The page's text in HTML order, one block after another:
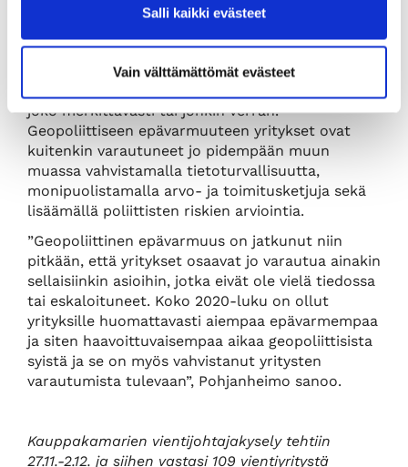
Salli kaikki evästeet
Vain välttämättömät evästeet
presidentin kauppapolitiikka eli mahdolliset tullit.
64 prosenttia vastaajista puolestaan kertoi, että
geopoliittinen epävarmuus ja siitä aiheutuvat
joko merkittävästi tai jonkin verran.
Geopoliittiseen epävarmuuteen yritykset ovat
kuitenkin varautuneet jo pidempään muun
muassa vahvistamalla tietoturvallisuutta,
monipuolistamalla arvo- ja toimitusketjuja sekä
lisäämällä poliittisten riskien arviointia.
”Geopoliittinen epävarmuus on jatkunut niin
pitkään, että yritykset osaavat jo varautua ainakin
sellaisiinkin asioihin, jotka eivät ole vielä tiedossa
tai eskaloituneet. Koko 2020-luku on ollut
yrityksille huomattavasti aiempaa epävarmempaa
ja siten haavoittuvaisempaa aikaa geopoliittisista
syistä ja se on myös vahvistanut yritysten
varautumista tulevaan”, Pohjanheimo sanoo.
Kauppakamarien vientijohtajakysely tehtiin
27.11.-2.12. ja siihen vastasi 109 vientiyritystä